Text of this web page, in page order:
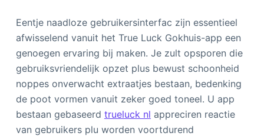
Eentje naadloze gebruikersinterfac zijn essentieel
afwisselend vanuit het True Luck Gokhuis-app een
genoegen ervaring bij maken. Je zult opsporen die
gebruiksvriendelijk opzet plus bewust schoonheid
noppes onverwacht extraatjes bestaan, bedenking
de poot vormen vanuit zeker goed toneel. U app
bestaan gebaseerd trueluck nl appreciren reactie
van gebruikers plu worden voortdurend